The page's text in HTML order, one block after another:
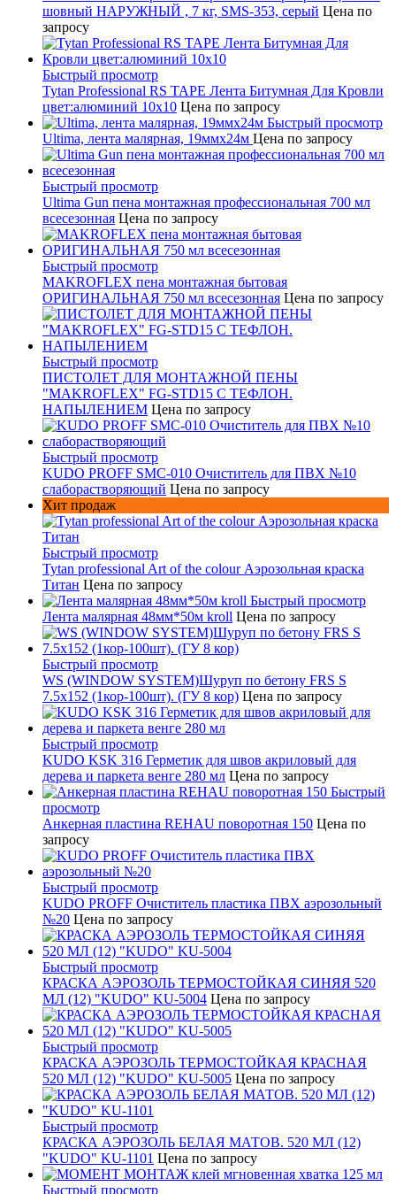
шовный НАРУЖНЫЙ , 7 кг, SMS-353, серый Цена по
запросу
Быстрый просмотр
Tytan Professional RS TAPE Лента Битумная Для Кровли
цвет:алюминий 10х10 Цена по запросу
Быстрый просмотр
Ultima, лента малярная, 19ммх24м Цена по запросу
Быстрый просмотр
Ultima Gun пена монтажная профессиональная 700 мл
всесезонная Цена по запросу
Быстрый просмотр
MAKROFLEX пена монтажная бытовая
ОРИГИНАЛЬНАЯ 750 мл всесезонная Цена по запросу
Быстрый просмотр
ПИСТОЛЕТ ДЛЯ МОНТАЖНОЙ ПЕНЫ
"MAKROFLEX" FG-STD15 С ТЕФЛОН.
НАПЫЛЕНИЕМ Цена по запросу
Быстрый просмотр
KUDO PROFF SMC-010 Очиститель для ПВХ №10
слаборастворяющий Цена по запросу
Хит продаж
Быстрый просмотр
Tytan professional Art of the colour Аэрозольная краска
Титан Цена по запросу
Быстрый просмотр
Лента малярная 48мм*50м kroll Цена по запросу
Быстрый просмотр
WS (WINDOW SYSTEM)Шуруп по бетону FRS S
7.5х152 (1кор-100шт). (ГУ 8 кор) Цена по запросу
Быстрый просмотр
KUDO KSK 316 Герметик для швов акриловый для
дерева и паркета венге 280 мл Цена по запросу
Быстрый
просмотр
Анкерная пластина REHAU поворотная 150 Цена по
запросу
Быстрый просмотр
KUDO PROFF Очиститель пластика ПВХ аэрозольный
№20 Цена по запросу
Быстрый просмотр
КРАСКА АЭРОЗОЛЬ ТЕРМОСТОЙКАЯ СИНЯЯ 520
МЛ (12) "KUDO" KU-5004 Цена по запросу
Быстрый просмотр
КРАСКА АЭРОЗОЛЬ ТЕРМОСТОЙКАЯ КРАСНАЯ
520 МЛ (12) "KUDO" KU-5005 Цена по запросу
Быстрый просмотр
КРАСКА АЭРОЗОЛЬ БЕЛАЯ МАТОВ. 520 МЛ (12)
"KUDO" KU-1101 Цена по запросу
Быстрый просмотр